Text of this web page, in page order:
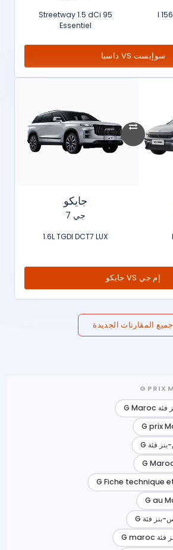
Streetway 1.5 dCi 95
Essentiel
سوإيست VS داسيا
جايكو
جي 7
1.6L TGDI DCT7 LUX
إم جي VS جايكو
جميع المقارنات الجديدة